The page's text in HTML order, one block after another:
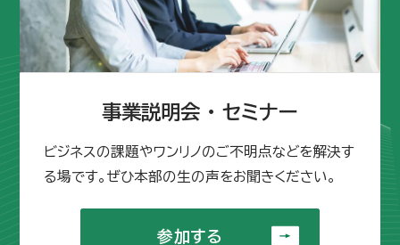
事業説明会 ・ セミナー
ビジネスの課題やワンリノのご不明点などを解決す
る場です。ぜひ本部の生の声をお聞きください。
参加する